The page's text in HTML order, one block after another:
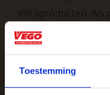
Toestemming
infraproducten. Als
tuinmaterialen
aan producten van